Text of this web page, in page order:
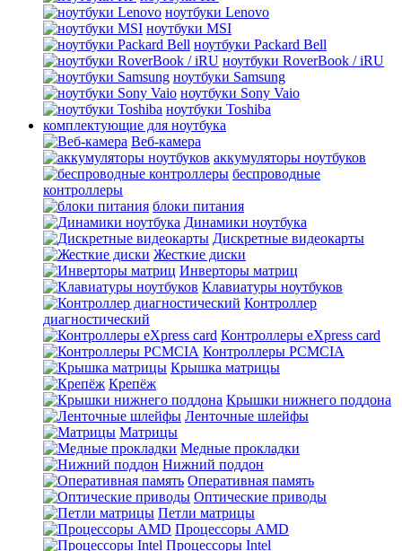
ноутбуки Lenovo
ноутбуки MSI
ноутбуки Packard Bell
ноутбуки RoverBook / iRU
ноутбуки Samsung
ноутбуки Sony Vaio
ноутбуки Toshiba
комплектующие для ноутбука
Веб-камера
аккумуляторы ноутбуков
беспроводные
контроллеры
блоки питания
Динамики ноутбука
Дискретные видеокарты
Жесткие диски
Инверторы матриц
Клавиатуры ноутбуков
Контроллер
диагностический
Контроллеры eXpress card
Контроллеры PCMCIA
Крышка матрицы
Крепёж
Крышки нижнего поддона
Ленточные шлейфы
Матрицы
Медные прокладки
Нижний поддон
Оперативная память
Оптические приводы
Петли матрицы
Процессоры AMD
Процессоры Intel